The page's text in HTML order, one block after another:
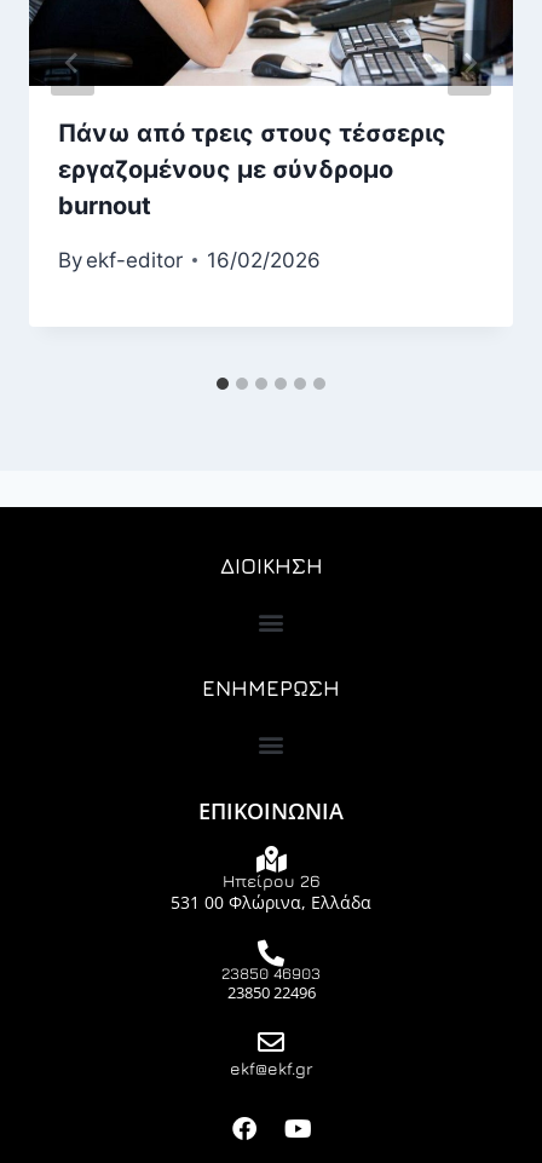
Πάνω από τρεις στους τέσσερις
εργαζομένους με σύνδρομο
burnout
By ekf-editor 16/02/2026
ΔΙΟΙΚΗΣΗ
ΕΝΗΜΕΡΩΣΗ
ΕΠΙΚΟΙΝΩΝΙΑ
Ηπείρου 26
531 00 Φλώρινα, Ελλάδα
23850 46903
23850 22496
ekf@ekf.gr